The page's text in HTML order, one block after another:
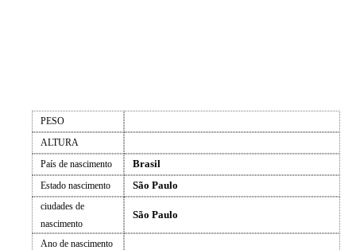
PESO
ALTURA
País de nascimento
Brasil
Estado nascimento São Paulo
ciudades de
nascimento
São Paulo
Ano de nascimento